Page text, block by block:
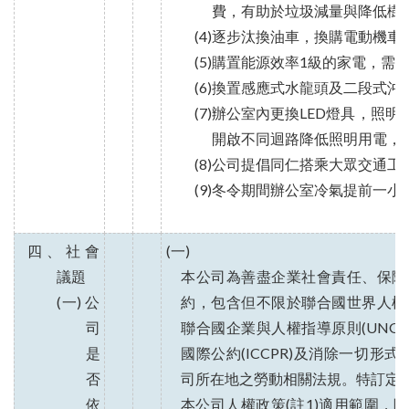
費，有助於垃圾減量與降低樹
(4)逐步汰換油車，換購電動機車
(5)購置能源效率1級的家電，需
(6)換置感應式水龍頭及二段式沖
(7)辦公室內更換LED燈具，照明
開啟不同迴路降低照明用電，
(8)公司提倡同仁搭乘大眾交通
(9)冬令期間辦公室冷氣提前一小
四、社會
議題
(一) 公
司
是
否
依
(一)
本公司為善盡企業社會責任、保
約，包含但不限於聯合國世界人
聯合國企業與人權指導原則
國際公約(ICCPR)及消除一切形式
司所在地之勞動相關法規。特訂定
本公司人權政策(註1)適用範圍，